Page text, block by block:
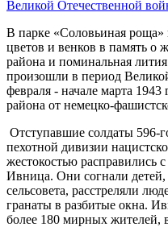
В парке «Соловьиная
цветов и венков в память о
района и поминальная
произошли в период
февраля - начале марта
района от немецко-
Отступавшие солдаты 596-
пехотной дивизии
жестокостью расправились
Ивница. Они согнали
сельсовета, расстреляли
гранаты в разбитые окна.
более 180 мирных жителей,